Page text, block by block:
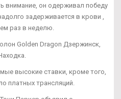
внимание, он одерживал победу
задерживается в крови ,
раз в неделю.
Golden Dragon Дзержинск,
высокие ставки, кроме того,
платных трансляций.